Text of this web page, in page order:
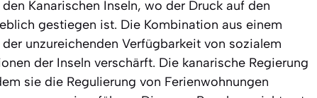
Kanarischen Inseln, wo der Druck auf den
gestiegen ist. Die Kombination aus einem
unzureichenden Verfügbarkeit von sozialem
der Inseln verschärft. Die kanarische Regierung
sie die Regulierung von Ferienwohnungen